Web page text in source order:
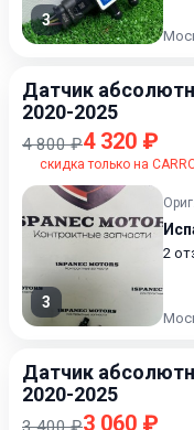
3
Датчик
2020-2025
4 800 ₽4 320 ₽
скидка только на
3
2
Датчик
2020-2025
3 060 ₽